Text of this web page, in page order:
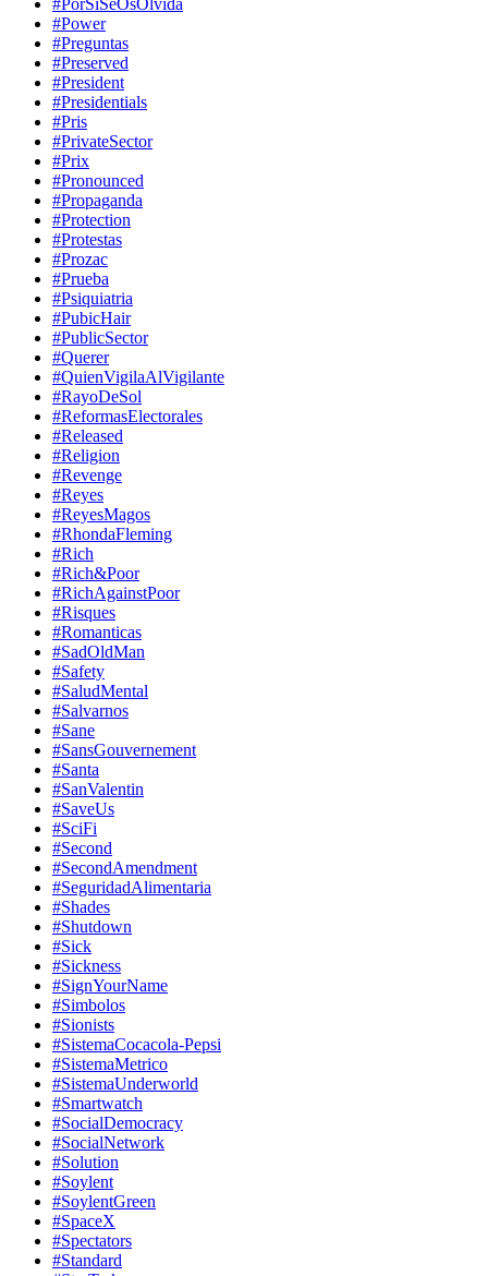
#PorSiSeOsOlvida
#Power
#Preguntas
#Preserved
#President
#Presidentials
#Pris
#PrivateSector
#Prix
#Pronounced
#Propaganda
#Protection
#Protestas
#Prozac
#Prueba
#Psiquiatria
#PubicHair
#PublicSector
#Querer
#QuienVigilaAlVigilante
#RayoDeSol
#ReformasElectorales
#Released
#Religion
#Revenge
#Reyes
#ReyesMagos
#RhondaFleming
#Rich
#Rich&Poor
#RichAgainstPoor
#Risques
#Romanticas
#SadOldMan
#Safety
#SaludMental
#Salvarnos
#Sane
#SansGouvernement
#Santa
#SanValentin
#SaveUs
#SciFi
#Second
#SecondAmendment
#SeguridadAlimentaria
#Shades
#Shutdown
#Sick
#Sickness
#SignYourName
#Simbolos
#Sionists
#SistemaCocacola-Pepsi
#SistemaMetrico
#SistemaUnderworld
#Smartwatch
#SocialDemocracy
#SocialNetwork
#Solution
#Soylent
#SoylentGreen
#SpaceX
#Spectators
#Standard